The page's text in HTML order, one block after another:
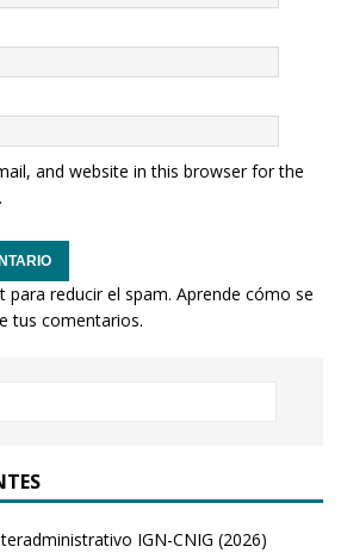
and website in this browser for the
para reducir el spam. Aprende cómo se
tus comentarios.
IGN-CNIG (2026)